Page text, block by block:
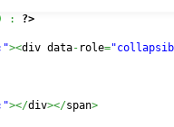
: ?>
><div data- role=
></div></span>